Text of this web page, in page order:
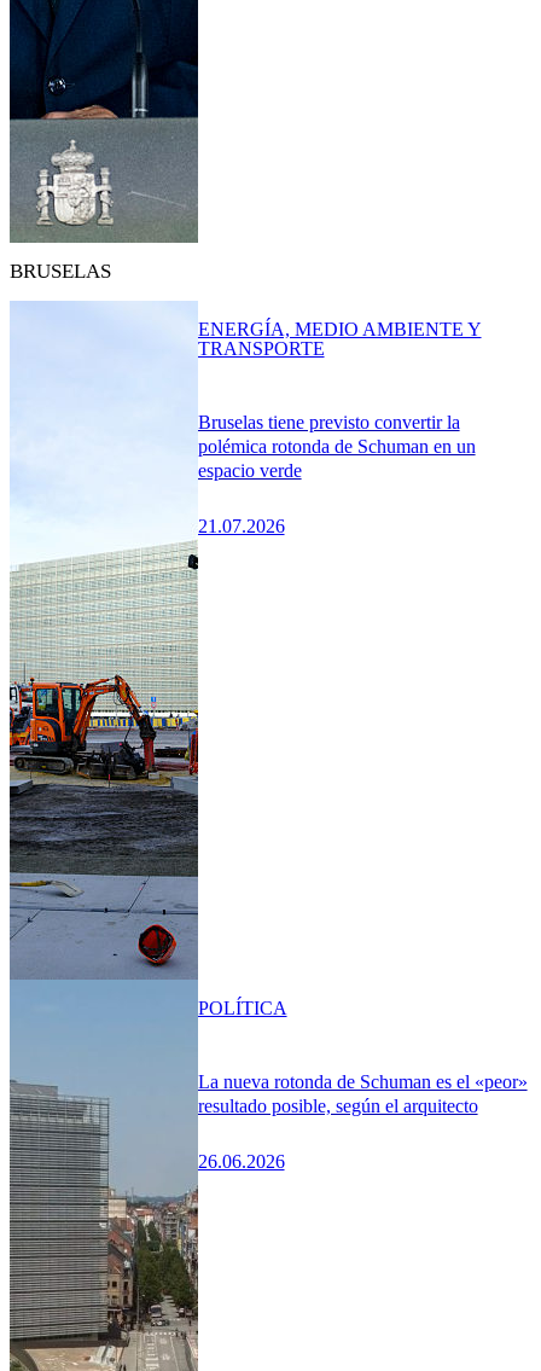
BRUSELAS
Bruselas tiene previsto convertir la
polémica rotonda de Schuman en un
espacio verde
21.07.2026
ENERGÍA, MEDIO AMBIENTE Y
TRANSPORTE
La nueva rotonda de Schuman es el «peor»
resultado posible, según el arquitecto
26.06.2026
POLÍTICA